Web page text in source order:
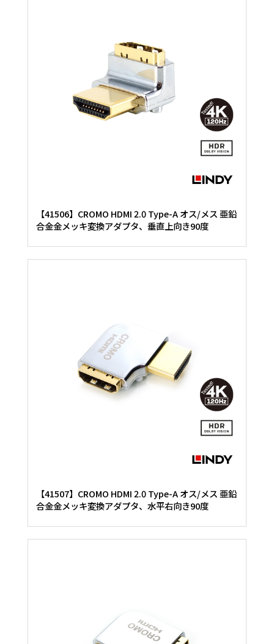
【41506】CROMO HDMI 2.0 Type-A オス/メス 亜鉛
合金金メッキ変換アダプタ、垂直上向き90度
【41507】CROMO HDMI 2.0 Type-A オス/メス 亜鉛
合金金メッキ変換アダプタ、水平右向き90度